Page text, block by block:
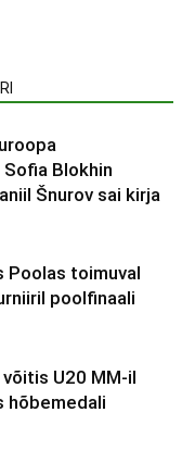
Blokhin
Šnurov sai kirja
Poolas toimuval
poolfinaali
U20 MM-il
hõbemedali